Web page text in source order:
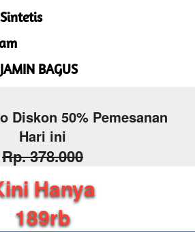
BAGUS
Diskon 50% Pemesanan
Hari ini
Rp. 378.000
Hanya
189rb